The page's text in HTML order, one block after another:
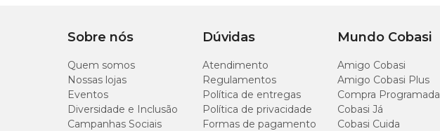
Peso
Sobre nós
Quem somos
Nossas lojas
Eventos
Diversidade e Inclusão
Campanhas Sociais
Dúvidas
Atendimento
Regulamentos
Política de entregas
Política de privacidade
Formas de pagamento
Mundo Cobasi
Amigo Cobasi
Amigo Cobasi Plus
Compra Programada
Cobasi Já
Cobasi Cuida